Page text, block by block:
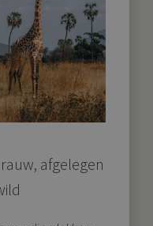
afgelegen